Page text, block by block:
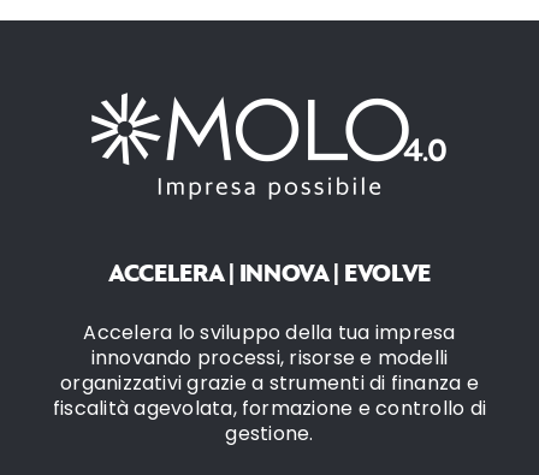
ACCELERA | INNOVA | EVOLVE
Accelera lo sviluppo della tua impresa
innovando processi, risorse e modelli
organizzativi grazie a strumenti di finanza e
fiscalità agevolata, formazione e controllo di
gestione.